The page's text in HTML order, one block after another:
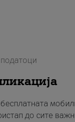
до сите